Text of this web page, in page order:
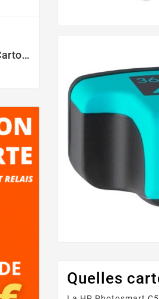
Pack 12 Cartouches Compatible EPSON 603XL
Quelles